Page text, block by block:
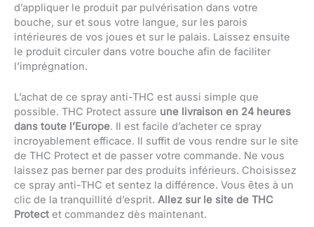
d’appliquer le produit par pulvérisation dans votre
bouche, sur et sous votre langue, sur les parois
intérieures de vos joues et sur le palais. Laissez ensuite
le produit circuler dans votre bouche afin de faciliter
l’imprégnation.
L’achat de ce spray anti-THC est aussi simple que
possible. THC Protect assure une livraison en 24 heures
dans toute l’Europe. Il est facile d’acheter ce spray
incroyablement efficace. Il suffit de vous rendre sur le site
de THC Protect et de passer votre commande. Ne vous
laissez pas berner par des produits inférieurs. Choisissez
ce spray anti-THC et sentez la différence. Vous êtes à un
clic de la tranquillité d’esprit. Allez sur le site de THC
Protect et commandez dès maintenant.